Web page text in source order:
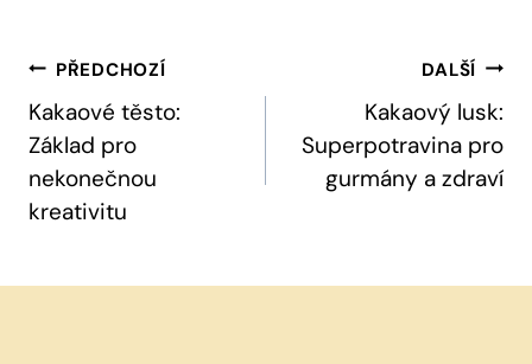
Navigace
Pro
Příspěvek
PŘEDCHOZÍ
Kakaové těsto:
Základ pro
nekonečnou
kreativitu
DALŠÍ
Kakaový lusk:
Superpotravina pro
gurmány a zdraví